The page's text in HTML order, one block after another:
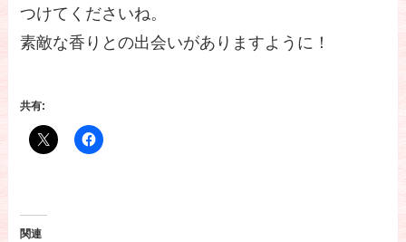
つけてくださいね。
素敵な香りとの出会いがありますように！
共有:
関連